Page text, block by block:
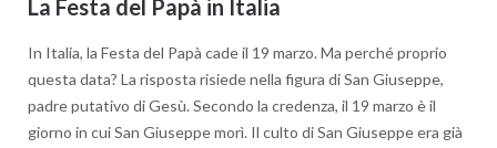
La Festa del Papà in Italia
In Italia, la Festa del Papà cade il 19 marzo. Ma perché proprio
questa data? La risposta risiede nella figura di San Giuseppe,
padre putativo di Gesù. Secondo la credenza, il 19 marzo è il
giorno in cui San Giuseppe morì. Il culto di San Giuseppe era già